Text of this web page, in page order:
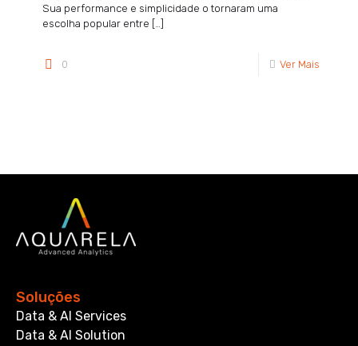
Sua performance e simplicidade o tornaram uma
escolha popular entre […]
0 Ver Mais
Soluções
Data & AI Services
Data & AI Solution